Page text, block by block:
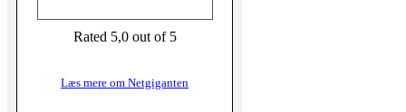
Rated 5,0 out of 5
Læs mere om Netgiganten